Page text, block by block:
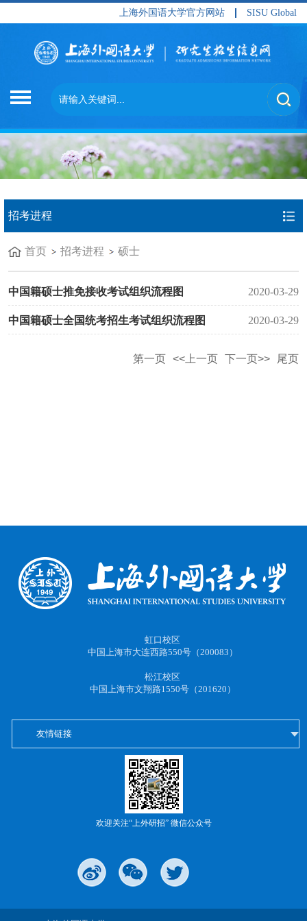
上海外国语大学官方网站 SISU Global
招考进程
首页 招考进程 硕士
中国籍硕士推免接收考试组织流程图 2020-03-29
中国籍硕士全国统考招生考试组织流程图 2020-03-29
第一页 <<上一页 下一页>> 尾页
虹口校区
中国上海市大连西路550号（200083）
松江校区
中国上海市文翔路1550号（201620）
友情链接
欢迎关注“上外研招” 微信公众号